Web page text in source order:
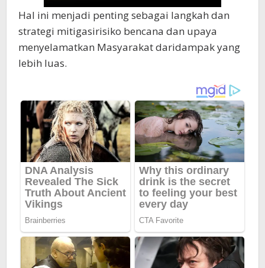
Hal ini menjadi penting sebagai langkah dan
strategi mitigasirisiko bencana dan upaya
menyelamatkan Masyarakat daridampak yang
lebih luas.